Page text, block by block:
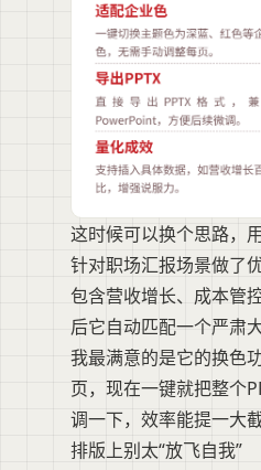
这时候可以换个思路，
针对职场汇报场景做了
包含营收增长、成本管
后它自动匹配一个严肃
我最满意的是它的换色
页，现在一键就把整个
调一下，效率能提一大
排版上别太“放飞自我”